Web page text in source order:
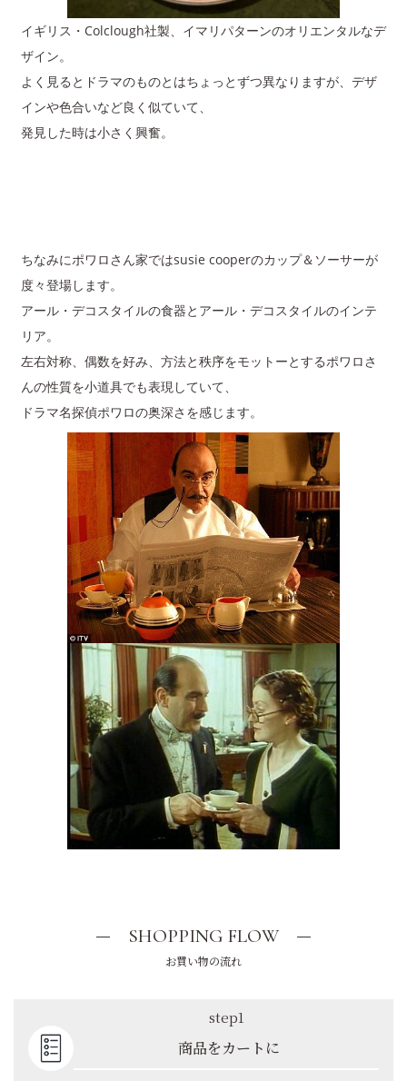
イギリス・Colclough社製、イマリパターンのオリエンタルなデ
ザイン。
よく見るとドラマのものとはちょっとずつ異なりますが、デザ
インや色合いなど良く似ていて、
発見した時は小さく興奮。
ちなみにポワロさん家ではsusie cooperのカップ＆ソーサーが
度々登場します。
アール・デコスタイルの食器とアール・デコスタイルのインテ
リア。
左右対称、偶数を好み、方法と秩序をモットーとするポワロさ
んの性質を小道具でも表現していて、
ドラマ名探偵ポワロの奥深さを感じます。
SHOPPING FLOW
お買い物の流れ
step1
商品をカートに